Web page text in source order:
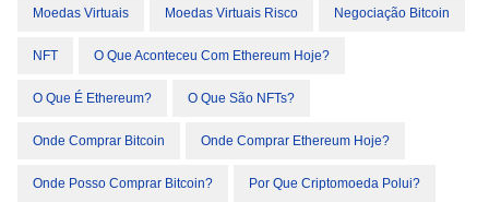
Moedas Virtuais Moedas Virtuais Risco Negociação Bitcoin
NFT O Que Aconteceu Com Ethereum Hoje?
O Que É Ethereum? O Que São NFTs?
Onde Comprar Bitcoin Onde Comprar Ethereum Hoje?
Onde Posso Comprar Bitcoin? Por Que Criptomoeda Polui?